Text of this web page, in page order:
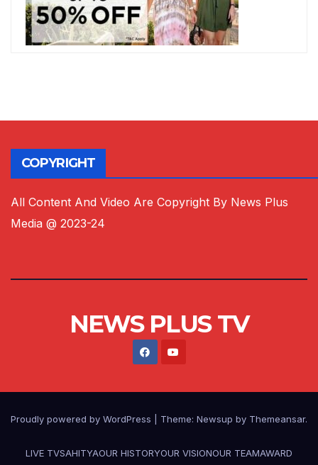
COPYRIGHT
All Content And Video Are Copyright By News Plus
Media @ 2023-24
NEWS PLUS TV
Proudly powered by WordPress Theme: Newsup by Themeansar.
LIVE TVSAHITYAOUR HISTORYOUR VISIONOUR TEAMAWARD